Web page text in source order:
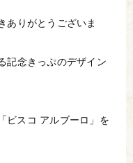
ありがとうございま
記念きっぷのデザイン
ビスコ アルブーロ」を